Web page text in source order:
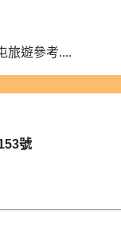
旅遊參考....
號